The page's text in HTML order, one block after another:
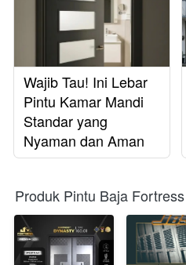
Wajib Tau! Ini Lebar
Pintu Kamar Mandi
Standar yang
Nyaman dan Aman
Produk Pintu Baja Fortress